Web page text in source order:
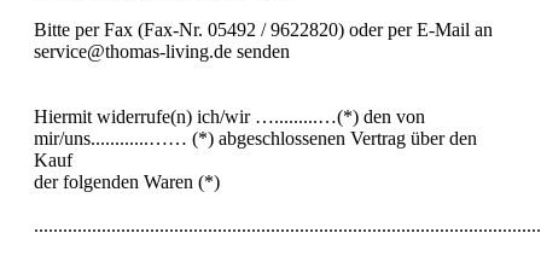
Bitte per Fax (Fax-Nr. 05492 / 9622820) oder per E-Mail an
service@thomas-living.de senden
Hiermit widerrufe(n) ich/wir ….........…(*) den von
mir/uns............…… (*) abgeschlossenen Vertrag über den
Kauf
der folgenden Waren (*)